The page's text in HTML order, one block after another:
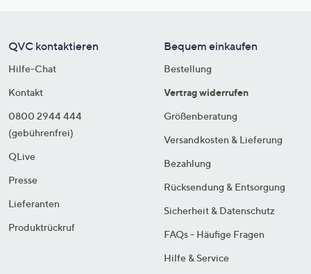
QVC kontaktieren
Hilfe-Chat
Kontakt
0800 2944 444
(gebührenfrei)
QLive
Presse
Lieferanten
Produktrückruf
Bequem einkaufen
Bestellung
Vertrag widerrufen
Größenberatung
Versandkosten & Lieferung
Bezahlung
Rücksendung & Entsorgung
Sicherheit & Datenschutz
FAQs - Häufige Fragen
Hilfe & Service